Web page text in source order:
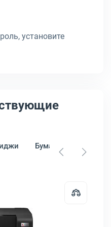
установите
Бумага